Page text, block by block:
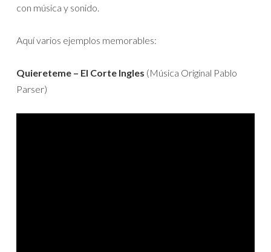
con música y sonido.
Aquí varios ejemplos memorables:
Quiereteme – El Corte Ingles (Música Original Pablo
Parser)